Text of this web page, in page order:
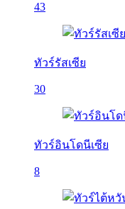
43
ทัวร์รัสเซีย
30
ทัวร์อินโดนีเซีย
8